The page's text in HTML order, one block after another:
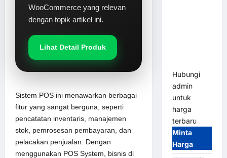
WooCommerce yang relevan
dengan topik artikel ini.
Lihat Detail Produk
Sistem POS ini menawarkan berbagai
fitur yang sangat berguna, seperti
pencatatan inventaris, manajemen
stok, pemrosesan pembayaran, dan
pelacakan penjualan. Dengan
menggunakan POS System, bisnis di
Hubungi
admin
untuk
harga
terbaru
Minta
Harga